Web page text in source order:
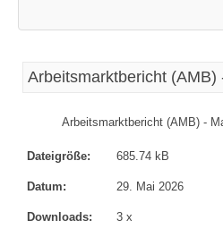
Arbeitsmarktbericht (AMB)
Arbeitsmarktbericht (AMB) -
Dateigröße: 685.74 kB
Datum: 29. Mai 2026
Downloads: 3 x